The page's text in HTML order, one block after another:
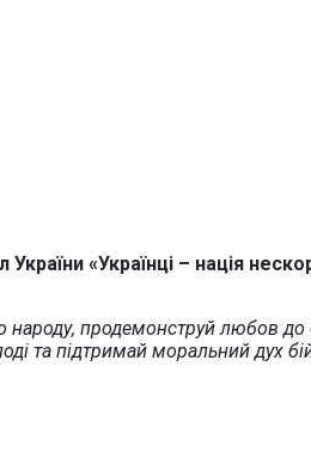
«Українці – нація
продемонструй любов до
та підтримай моральний дух